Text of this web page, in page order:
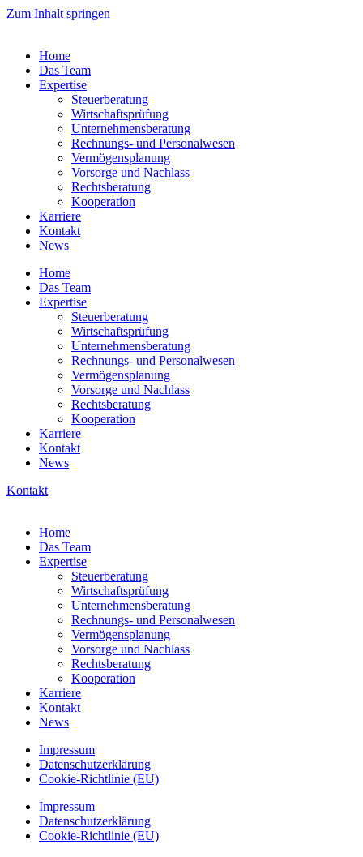
Zum Inhalt springen
Home
Das Team
Expertise
Steuerberatung
Wirtschaftsprüfung
Unternehmensberatung
Rechnungs- und Personalwesen
Vermögensplanung
Vorsorge und Nachlass
Rechtsberatung
Kooperation
Karriere
Kontakt
News
Home
Das Team
Expertise
Steuerberatung
Wirtschaftsprüfung
Unternehmensberatung
Rechnungs- und Personalwesen
Vermögensplanung
Vorsorge und Nachlass
Rechtsberatung
Kooperation
Karriere
Kontakt
News
Kontakt
Home
Das Team
Expertise
Steuerberatung
Wirtschaftsprüfung
Unternehmensberatung
Rechnungs- und Personalwesen
Vermögensplanung
Vorsorge und Nachlass
Rechtsberatung
Kooperation
Karriere
Kontakt
News
Impressum
Datenschutzerklärung
Cookie-Richtlinie (EU)
Impressum
Datenschutzerklärung
Cookie-Richtlinie (EU)